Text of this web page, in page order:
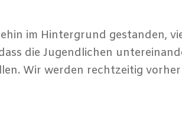
im Hintergrund gestanden,
die Jugendlichen
Wir werden rechtzeitig